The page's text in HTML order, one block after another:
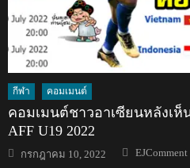
กีฬา คอมเมนต์
คอมเมนต์ชาวอาเซียนหลังเ
AFF U19 2022
Posted
on
กรกฎาคม 10, 2022 Author
EJComment